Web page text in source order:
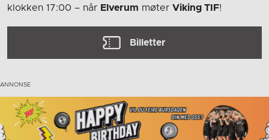
klokken 17:00 – når Elverum møter Viking TIF!
Billetter